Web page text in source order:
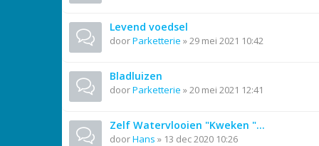
Levend voedsel
doorParketterie »29 mei 2021 10:42
Bladluizen
doorParketterie »20 mei 2021 12:41
Zelf Watervlooien "Kweken "...
doorHans » 13 dec 2020 10:26